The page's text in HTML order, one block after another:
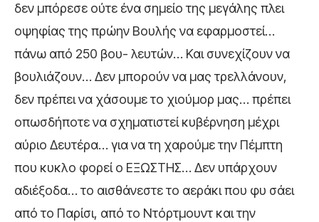
δεν μπόρεσε ούτε ένα σημείο της μεγάλης πλει
οψηφίας της πρώην Βουλής να εφαρμοστεί…
πάνω από 250 βου- λευτών… Και συνεχίζουν να
βουλιάζουν… Δεν μπορούν να μας τρελλάνουν,
δεν πρέπει να χάσουμε το χιούμορ μας… πρέπει
οπωσδήποτε να σχηματιστεί κυβέρνηση μέχρι
αύριο Δευτέρα… για να τη χαρούμε την Πέμπτη
που κυκλο φορεί ο ΕΞΩΣΤΗΣ… Δεν υπάρχουν
αδιέξοδα… το αισθάνεστε το αεράκι που φυ σάει
από το Παρίσι, από το Ντόρτμουντ και την